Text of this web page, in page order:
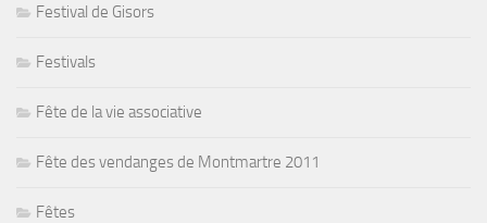
Festival de Gisors
Festivals
Fête de la vie associative
Fête des vendanges de Montmartre 2011
Fêtes